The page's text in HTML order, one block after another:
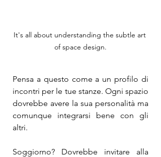
It's all about understanding the subtle art
of space design.
Pensa a questo come a un profilo di
incontri per le tue stanze. Ogni spazio
dovrebbe avere la sua personalità ma
comunque integrarsi bene con gli
altri.
Soggiorno? Dovrebbe invitare alla